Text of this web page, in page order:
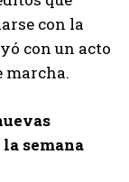
con la
con un acto
marcha.
semana